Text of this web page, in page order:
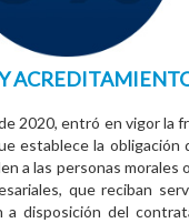
2020, entró en vigor la
establece la
a las personas morales
que reciban
a disposición del